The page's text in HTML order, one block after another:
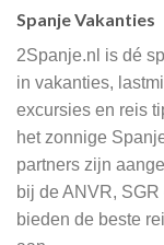
of je nu
cultuur wilt
in de natuur.
Bij
voordat je
inspiratie
Spanje Vakanties
2Spanje.nl is dé
in vakanties,
excursies en reis
het zonnige
partners zijn
bij de ANVR, SGR
bieden de beste